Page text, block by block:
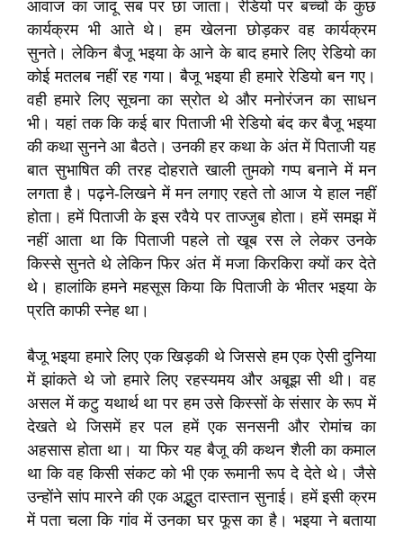
आवाज का जादू सब पर छा जाता। रेडियो पर बच्चों के कुछ
कार्यक्रम भी आते थे। हम खेलना छोड़कर वह कार्यक्रम
सुनते। लेकिन बैजू भइया के आने के बाद हमारे लिए रेडियो का
कोई मतलब नहीं रह गया। बैजू भइया ही हमारे रेडियो बन गए।
वही हमारे लिए सूचना का स्रोत थे और मनोरंजन का साधन
भी। यहां तक कि कई बार पिताजी भी रेडियो बंद कर बैजू भइया
की कथा सुनने आ बैठते। उनकी हर कथा के अंत में पिताजी यह
बात सुभाषित की तरह दोहराते खाली तुमको गप्प बनाने में मन
लगता है। पढ़ने-लिखने में मन लगाए रहते तो आज ये हाल नहीं
होता। हमें पिताजी के इस रवैये पर ताज्जुब होता। हमें समझ में
नहीं आता था कि पिताजी पहले तो खूब रस ले लेकर उनके
किस्से सुनते थे लेकिन फिर अंत में मजा किरकिरा क्यों कर देते
थे। हालांकि हमने महसूस किया कि पिताजी के भीतर भइया के
प्रति काफी स्नेह था।
बैजू भइया हमारे लिए एक खिड़की थे जिससे हम एक ऐसी दुनिया
में झांकते थे जो हमारे लिए रहस्यमय और अबूझ सी थी। वह
असल में कटु यथार्थ था पर हम उसे किस्सों के संसार के रूप में
देखते थे जिसमें हर पल हमें एक सनसनी और रोमांच का
अहसास होता था। या फिर यह बैजू की कथन शैली का कमाल
था कि वह किसी संकट को भी एक रूमानी रूप दे देते थे। जैसे
उन्होंने सांप मारने की एक अद्भुत दास्तान सुनाई। हमें इसी क्रम
में पता चला कि गांव में उनका घर फूस का है। भइया ने बताया